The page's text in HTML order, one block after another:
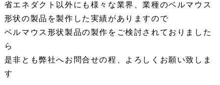
省エネダクト以外にも様々な業界、業種のベルマウス
形状の製品を製作した実績がありますので
ベルマウス形状製品の製作をご検討されておりました
ら
是非とも弊社へお問合せの程、よろしくお願い致しま
す